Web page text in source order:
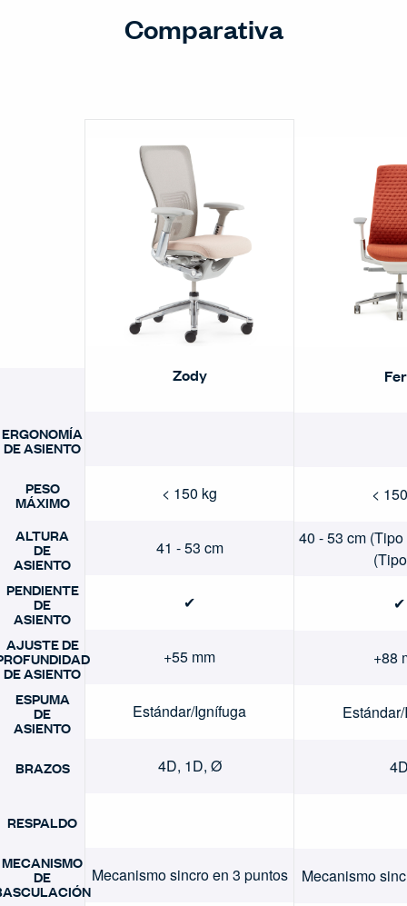
Comparativa
ERGONOMÍA
DE ASIENTO
PESO
MÁXIMO
ALTURA
DE
ASIENTO
PENDIENTE
DE
ASIENTO
AJUSTE DE
DE ASIENTO
ESPUMA
DE
ASIENTO
BRAZOS
RESPALDO
MECANISMO
DE
Zody
< 150 kg
41 - 53 cm
✔
+55 mm
Estándar/Ignífuga
4D, 1D, Ø
Mecanismo sincro en 3 puntos
<
40 - 53 cm
✔
+88
Mecanismo